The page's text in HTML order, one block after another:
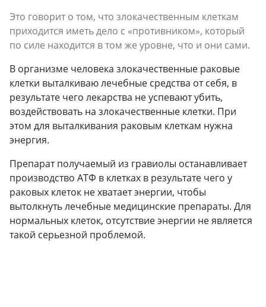
Это говорит о том, что злокачественным клеткам
приходится иметь дело с «противником», который
по силе находится в том же уровне, что и они сами.
В организме человека злокачественные раковые
клетки выталкиваю лечебные средства от себя, в
результате чего лекарства не успевают убить,
воздействовать на злокачественные клетки. При
этом для выталкивания раковым клеткам нужна
энергия.
Препарат получаемый из гравиолы останавливает
производство АТФ в клетках в результате чего у
раковых клеток не хватает энергии, чтобы
вытолкнуть лечебные медицинские препараты. Для
нормальных клеток, отсутствие энергии не является
такой серьезной проблемой.